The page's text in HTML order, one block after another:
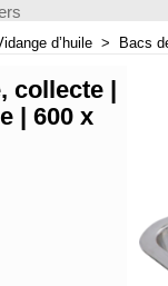
d’huile > Bacs
collecte |
| 600 x